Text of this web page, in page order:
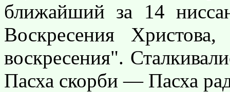
ближайший за 14
Воскресения
воскресения".
Пасха скорби — Пасха